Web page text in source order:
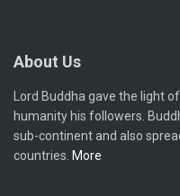
About Us
Lord Buddha gave the light
humanity his followers.
sub-continent and also
countries. More